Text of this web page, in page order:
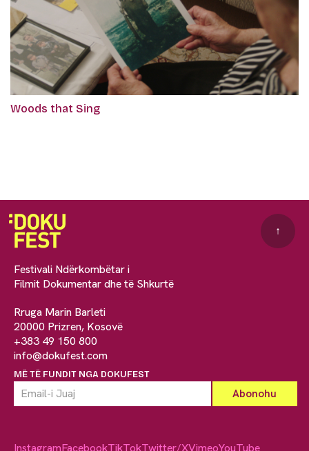
Woods that Sing
Festivali Ndërkombëtar i
Filmit Dokumentar dhe të Shkurtë
Rruga Marin Barleti
20000 Prizren, Kosovë
+383 49 150 800
info@dokufest.com
MË TË FUNDIT NGA DOKUFEST
↑
InstagramFacebookTikTokTwitter/XVimeoYouTube